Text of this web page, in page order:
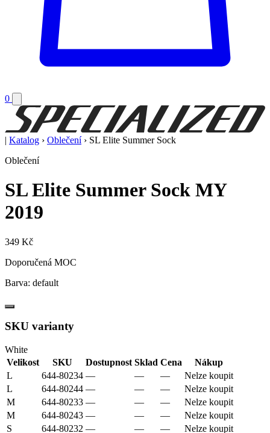
0
| Katalog › Oblečení › SL Elite Summer Sock
Oblečení
SL Elite Summer Sock MY
2019
349 Kč
Doporučená MOC
Barva: default
SKU varianty
White
Velikost
SKU Dostupnost Sklad Cena
Nákup
L
644-80234 — — —
Nelze koupit
L
644-80244 — — —
Nelze koupit
M
644-80233 — — —
Nelze koupit
M
644-80243 — — —
Nelze koupit
S
644-80232 — — — Nelze koupit